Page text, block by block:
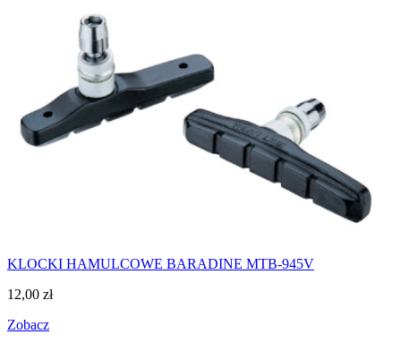
KLOCKI HAMULCOWE BARADINE MTB-945V
12,00 zł
Zobacz